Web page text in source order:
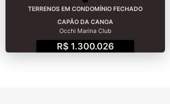
TERRENOS EM CONDOMÍNIO FECHADO
CAPÃO DA CANOA
Occhi Marina Club
R$ 1.300.026